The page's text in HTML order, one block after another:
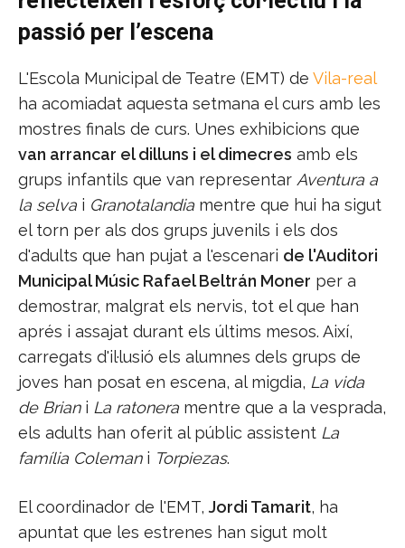
passió per l’escena
L'Escola Municipal de Teatre (EMT) de Vila-real
ha acomiadat aquesta setmana el curs amb les
mostres finals de curs. Unes exhibicions que
van arrancar el dilluns i el dimecres amb els
grups infantils que van representar Aventura a
la selva i Granotalandia mentre que hui ha sigut
el torn per als dos grups juvenils i els dos
d'adults que han pujat a l'escenari de l'Auditori
Municipal Músic Rafael Beltrán Moner per a
demostrar, malgrat els nervis, tot el que han
aprés i assajat durant els últims mesos. Així,
carregats d'il·lusió els alumnes dels grups de
joves han posat en escena, al migdia, La vida
de Briani La ratonera mentre que a la vesprada,
els adults han oferit al públic assistent La
família Colemani Torpiezas.
El coordinador de l'EMT, Jordi Tamarit, ha
apuntat que les estrenes han sigut molt